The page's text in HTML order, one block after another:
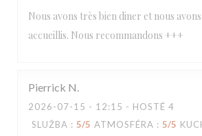
Nous avons très bien diner et nous
accueillis. Nous recommandons +++
Pierrick N
2026-07-15 - 12:15 - HOSTÉ 4
SLUŽBA : 5/5 ATMOSFÉRA : 5/5